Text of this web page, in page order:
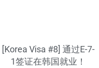
[Korea Visa #8] 通过E-7-
1签证在韩国就业！